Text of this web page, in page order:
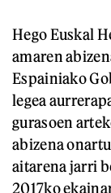
Hego Euskal
amaren
Espainiako
legea
gurasoen
abizena
aitarena jarri
2017ko